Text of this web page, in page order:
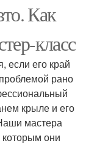
Как
класс
если его край
рано
крыле и его
мастера
они